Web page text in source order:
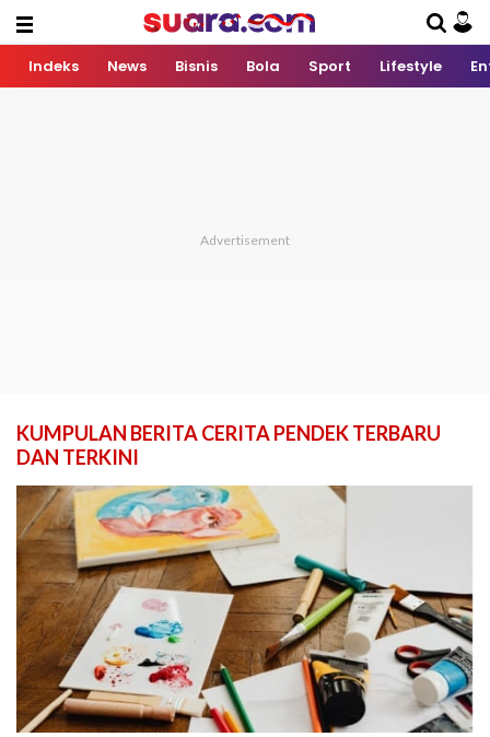
Indeks News Bisnis Bola Sport Lifestyle
KUMPULAN BERITA CERITA PENDEK TERBARU
DAN TERKINI